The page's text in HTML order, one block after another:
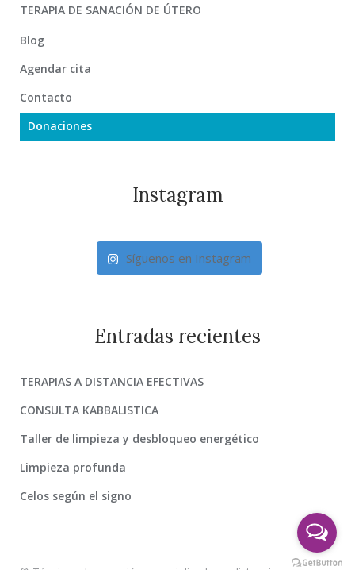
TERAPIA DE SANACIÓN DE ÚTERO
Blog
Agendar cita
Contacto
Donaciones
Instagram
Síguenos en Instagram
Entradas recientes
TERAPIAS A DISTANCIA EFECTIVAS
CONSULTA KABBALISTICA
Taller de limpieza y desbloqueo energético
Limpieza profunda
Celos según el signo